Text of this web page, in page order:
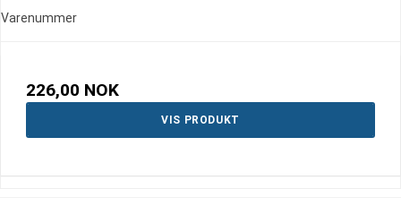
Varenummer
226,00 NOK
VIS PRODUKT